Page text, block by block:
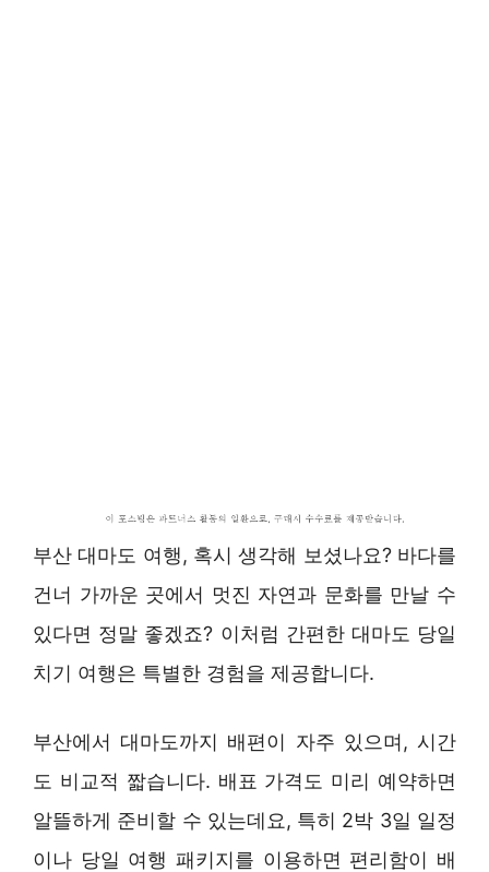
부산 대마도 여행, 혹시 생각해 보셨나요? 바다를
건너 가까운 곳에서 멋진 자연과 문화를 만날 수
있다면 정말 좋겠죠? 이처럼 간편한 대마도 당일
치기 여행은 특별한 경험을 제공합니다.
부산에서 대마도까지 배편이 자주 있으며, 시간
도 비교적 짧습니다. 배표 가격도 미리 예약하면
알뜰하게 준비할 수 있는데요, 특히 2박 3일 일정
이나 당일 여행 패키지를 이용하면 편리함이 배